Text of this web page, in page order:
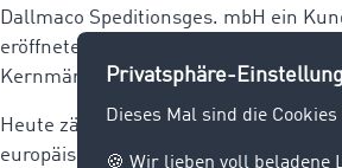
Dallmaco Speditionsges. mbH ein
eröffnete das junge Unternehmen
Kernmärkte Osteuropas besser
Heute zählt das Unternehmen mehr
europäischen Ländern. Pro Jahr